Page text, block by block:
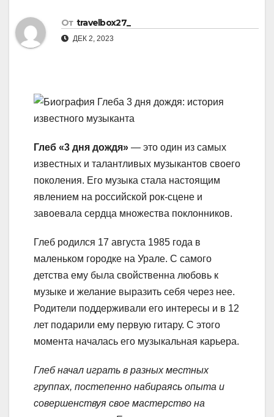
От travelbox27_
ДЕК 2, 2023
Глеб «3 дня дождя» — это один из самых
известных и талантливых музыкантов своего
поколения. Его музыка стала настоящим
явлением на российской рок-сцене и
завоевала сердца множества поклонников.
Глеб родился 17 августа 1985 года в
маленьком городке на Урале. С самого
детства ему была свойственна любовь к
музыке и желание выразить себя через нее.
Родители поддерживали его интересы и в 12
лет подарили ему первую гитару. С этого
момента началась его музыкальная карьера.
Глеб начал играть в разных местных
группах, постепенно набираясь опыта и
совершенствуя свое мастерство на